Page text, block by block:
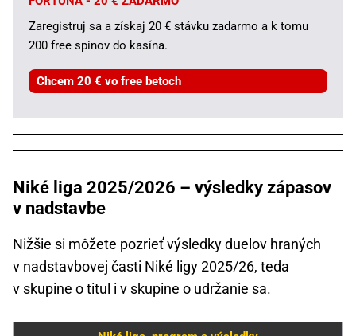
Zaregistruj sa a získaj 20 € stávku zadarmo a k tomu
200 free spinov do kasína.
Chcem 20 € vo free betoch
Niké liga 2025/2026 – výsledky zápasov
v nadstavbe
Nižšie si môžete pozrieť výsledky duelov hraných
v nadstavbovej časti Niké ligy 2025/26, teda
v skupine o titul i v skupine o udržanie sa.